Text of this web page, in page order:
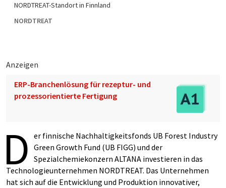
NORDTREAT-Standort in Finnland
NORDTREAT
Anzeigen
ERP-Branchenlösung für rezeptur- und
prozessorientierte Fertigung
D er finnische Nachhaltigkeitsfonds UB Forest Industry
Green Growth Fund (UB FIGG) und der
Spezialchemiekonzern ALTANA investieren in das
Technologieunternehmen NORDTREAT. Das Unternehmen
hat sich auf die Entwicklung und Produktion innovativer,